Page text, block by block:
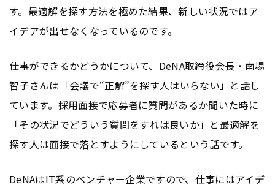
す。最適解を探す方法を極めた結果、新しい状況ではア
イデアが出せなくなっているのです。
仕事ができるかどうかについて、DeNA取締役会長・南場
智子さんは「会議で“正解”を探す人はいらない」と話し
ています。採用面接で応募者に質問があるか聞いた時に
「その状況でどういう質問をすれば良いか」と最適解を
探す人は面接で落とすようにしているという話です。
DeNAはIT系のベンチャー企業ですので、仕事にはアイデ